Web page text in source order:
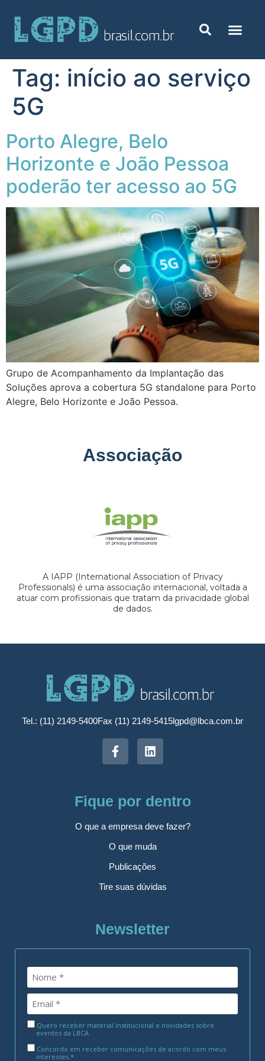
Tag: início ao serviço
5G
Porto Alegre, Belo
Horizonte e João Pessoa
poderão ter acesso ao 5G
Grupo de Acompanhamento da Implantação das
Soluções aprova a cobertura 5G standalone para Porto
Alegre, Belo Horizonte e João Pessoa.
Associação
A IAPP (International Association of Privacy
Professionals) é uma associação internacional, voltada a
atuar com profissionais que tratam da privacidade global
de dados.
Tel.: (11) 2149-5400Fax (11) 2149-5415lgpd@lbca.com.br
Fique por dentro
O que a empresa deve fazer?
O que muda
Publicações
Tire suas dúvidas
Newsletter
Quero receber material institucional e novidades sobre
eventos da LBCA
Concordo em receber comunicações de acordo com meus
interesses.*